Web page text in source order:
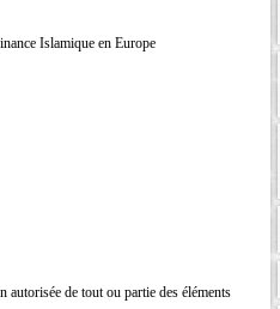
Islamique en Europe
de tout ou partie des éléments